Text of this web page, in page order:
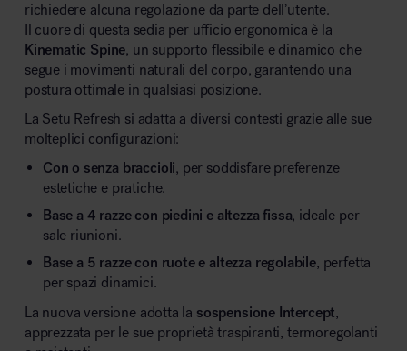
richiedere alcuna regolazione da parte dell’utente.
Il cuore di questa sedia per ufficio ergonomica è la
Kinematic Spine, un supporto flessibile e dinamico che
segue i movimenti naturali del corpo, garantendo una
postura ottimale in qualsiasi posizione.
La Setu Refresh si adatta a diversi contesti grazie alle sue
molteplici configurazioni:
Con o senza braccioli, per soddisfare preferenze
estetiche e pratiche.
Base a 4 razze con piedini e altezza fissa, ideale per
sale riunioni.
Base a 5 razze con ruote e altezza regolabile, perfetta
per spazi dinamici.
La nuova versione adotta la sospensione Intercept,
apprezzata per le sue proprietà traspiranti, termoregolanti